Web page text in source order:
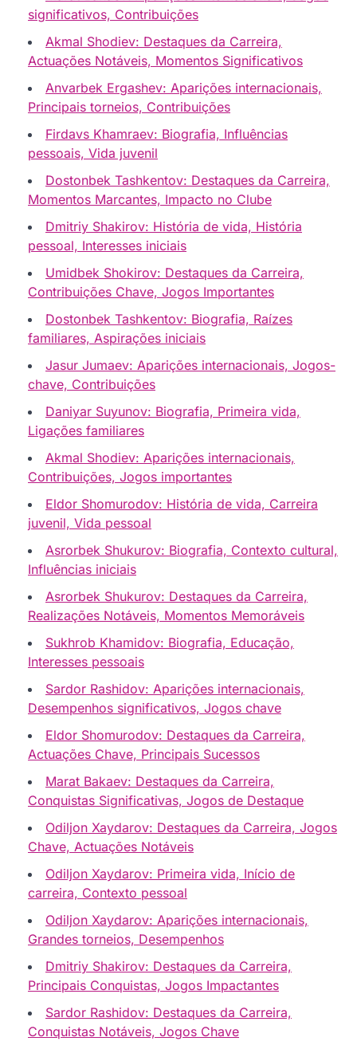
significativos, Contribuições
Akmal Shodiev: Destaques da Carreira,
Actuações Notáveis, Momentos Significativos
Anvarbek Ergashev: Aparições internacionais,
Principais torneios, Contribuições
Firdavs Khamraev: Biografia, Influências
pessoais, Vida juvenil
Dostonbek Tashkentov: Destaques da Carreira,
Momentos Marcantes, Impacto no Clube
Dmitriy Shakirov: História de vida, História
pessoal, Interesses iniciais
Umidbek Shokirov: Destaques da Carreira,
Contribuições Chave, Jogos Importantes
Dostonbek Tashkentov: Biografia, Raízes
familiares, Aspirações iniciais
Jasur Jumaev: Aparições internacionais, Jogos-
chave, Contribuições
Daniyar Suyunov: Biografia, Primeira vida,
Ligações familiares
Akmal Shodiev: Aparições internacionais,
Contribuições, Jogos importantes
Eldor Shomurodov: História de vida, Carreira
juvenil, Vida pessoal
Asrorbek Shukurov: Biografia, Contexto cultural,
Influências iniciais
Asrorbek Shukurov: Destaques da Carreira,
Realizações Notáveis, Momentos Memoráveis
Sukhrob Khamidov: Biografia, Educação,
Interesses pessoais
Sardor Rashidov: Aparições internacionais,
Desempenhos significativos, Jogos chave
Eldor Shomurodov: Destaques da Carreira,
Actuações Chave, Principais Sucessos
Marat Bakaev: Destaques da Carreira,
Conquistas Significativas, Jogos de Destaque
Odiljon Xaydarov: Destaques da Carreira, Jogos
Chave, Actuações Notáveis
Odiljon Xaydarov: Primeira vida, Início de
carreira, Contexto pessoal
Odiljon Xaydarov: Aparições internacionais,
Grandes torneios, Desempenhos
Dmitriy Shakirov: Destaques da Carreira,
Principais Conquistas, Jogos Impactantes
Sardor Rashidov: Destaques da Carreira,
Conquistas Notáveis, Jogos Chave